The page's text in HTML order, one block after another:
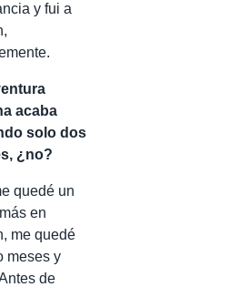
y fui a
acaba
solo dos
¿no?
quedé un
en
me quedé
meses y
de